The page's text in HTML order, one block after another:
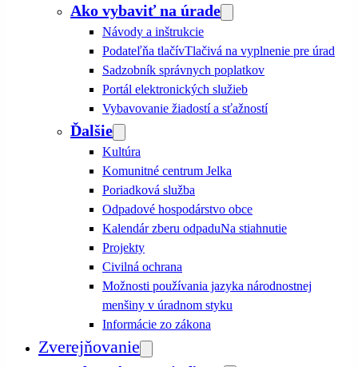
Ako vybaviť na úrade
Návody a inštrukcie
Podateľňa tlačívTlačivá na vyplnenie pre úrad
Sadzobník správnych poplatkov
Portál elektronických služieb
Vybavovanie žiadostí a sťažností
Ďalšie
Kultúra
Komunitné centrum Jelka
Poriadková služba
Odpadové hospodárstvo obce
Kalendár zberu odpaduNa stiahnutie
Projekty
Civilná ochrana
Možnosti používania jazyka národnostnej
menšiny v úradnom styku
Informácie zo zákona
Zverejňovanie